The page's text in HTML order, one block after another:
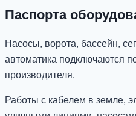
Паспорта
Насосы, ворота, бассейн,
автоматика подключаются
производителя.
Работы с кабелем в земле,